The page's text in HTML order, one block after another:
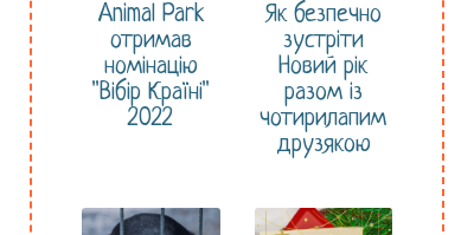
Animal Park
отримав
номінацію
"Вібір Країні"
2022
Як безпечно
зустріти
Новий рік
разом із
чотирилапим
друзякою